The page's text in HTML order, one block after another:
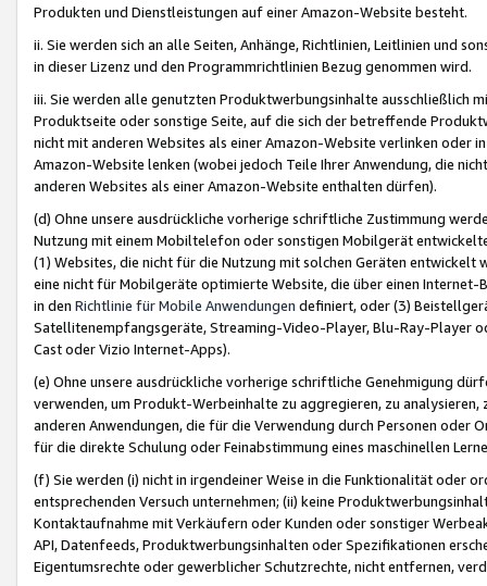
Produkten und Dienstleistungen auf einer Amazon-Website besteht.
ii. Sie werden sich an alle Seiten, Anhänge, Richtlinien, Leitlinien und
in dieser Lizenz und den Programmrichtlinien Bezug genommen wird.
iii. Sie werden alle genutzten Produktwerbungsinhalte ausschließlich
Produktseite oder sonstige Seite, auf die sich der betreffende
nicht mit anderen Websites als einer Amazon-Website verlinken oder
Amazon-Website lenken (wobei jedoch Teile Ihrer Anwendung, die
anderen Websites als einer Amazon-Website enthalten dürfen).
(d) Ohne unsere ausdrückliche vorherige schriftliche Zustimmung
Nutzung mit einem Mobiltelefon oder sonstigen Mobilgerät
(1) Websites, die nicht für die Nutzung mit solchen Geräten
eine nicht für Mobilgeräte optimierte Website, die über einen
in den Richtlinie für Mobile Anwendungen definiert, oder (3)
Satellitenempfangsgeräte, Streaming-Video-Player, Blu-Ray-Player
Cast oder Vizio Internet-Apps).
(e) Ohne unsere ausdrückliche vorherige schriftliche Genehmigung
verwenden, um Produkt-Werbeinhalte zu aggregieren, zu
anderen Anwendungen, die für die Verwendung durch Personen
für die direkte Schulung oder Feinabstimmung eines maschinellen
(f) Sie werden (i) nicht in irgendeiner Weise in die Funktionalität oder
entsprechenden Versuch unternehmen; (ii) keine
Kontaktaufnahme mit Verkäufern oder Kunden oder sonstiger
API, Datenfeeds, Produktwerbungsinhalten oder Spezifikationen
Eigentumsrechte oder gewerblicher Schutzrechte, nicht entfernen,